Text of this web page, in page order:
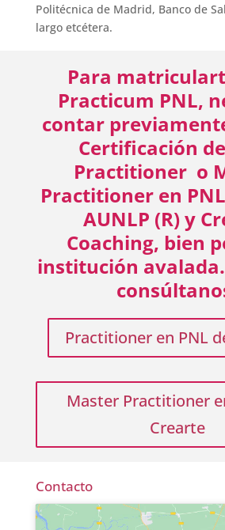
Politécnica de Madrid, Banco de
largo etcétera.
Para
Practicum PNL,
contar
Certificación
Practitioner o
Practitioner en
AUNLP (R) y
Coaching, bien
institución
Practitioner en PNL
Master Practitioner
Crearte
Contacto